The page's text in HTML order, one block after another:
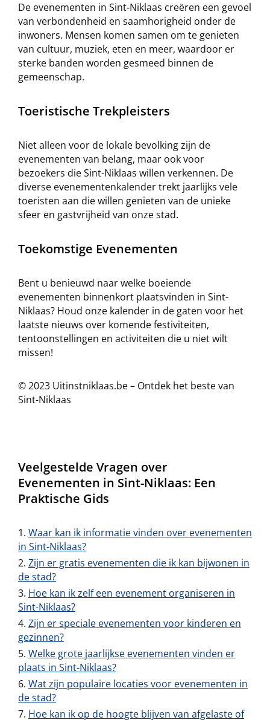
De evenementen in Sint-Niklaas creëren een gevoel
van verbondenheid en saamhorigheid onder de
inwoners. Mensen komen samen om te genieten
van cultuur, muziek, eten en meer, waardoor er
sterke banden worden gesmeed binnen de
gemeenschap.
Toeristische Trekpleisters
Niet alleen voor de lokale bevolking zijn de
evenementen van belang, maar ook voor
bezoekers die Sint-Niklaas willen verkennen. De
diverse evenementenkalender trekt jaarlijks vele
toeristen aan die willen genieten van de unieke
sfeer en gastvrijheid van onze stad.
Toekomstige Evenementen
Bent u benieuwd naar welke boeiende
evenementen binnenkort plaatsvinden in Sint-
Niklaas? Houd onze kalender in de gaten voor het
laatste nieuws over komende festiviteiten,
tentoonstellingen en activiteiten die u niet wilt
missen!
© 2023 Uitinstniklaas.be – Ontdek het beste van
Sint-Niklaas
Veelgestelde Vragen over
Evenementen in Sint-Niklaas: Een
Praktische Gids
Waar kan ik informatie vinden over evenementen
in Sint-Niklaas?
Zijn er gratis evenementen die ik kan bijwonen in
de stad?
Hoe kan ik zelf een evenement organiseren in
Sint-Niklaas?
Zijn er speciale evenementen voor kinderen en
gezinnen?
Welke grote jaarlijkse evenementen vinden er
plaats in Sint-Niklaas?
Wat zijn populaire locaties voor evenementen in
de stad?
Hoe kan ik op de hoogte blijven van afgelaste of